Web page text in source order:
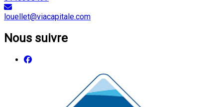
louellet@viacapitale.com
Nous suivre